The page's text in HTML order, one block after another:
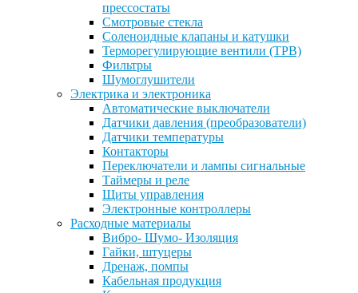
прессостаты
Смотровые стекла
Соленоидные клапаны и катушки
Терморегулирующие вентили (ТРВ)
Фильтры
Шумоглушители
Электрика и электроника
Автоматические выключатели
Датчики давления (преобразователи)
Датчики температуры
Контакторы
Переключатели и лампы сигнальные
Таймеры и реле
Щиты управления
Электронные контроллеры
Расходные материалы
Вибро- Шумо- Изоляция
Гайки, штуцеры
Дренаж, помпы
Кабельная продукция